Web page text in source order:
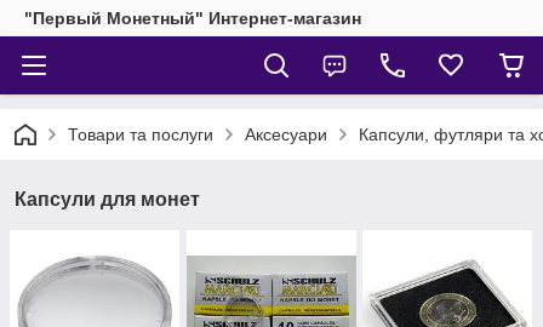
"Первый Монетный" Интернет-магазин
Товари та послуги Аксесуари Капсули, футляри та
Капсули для монет